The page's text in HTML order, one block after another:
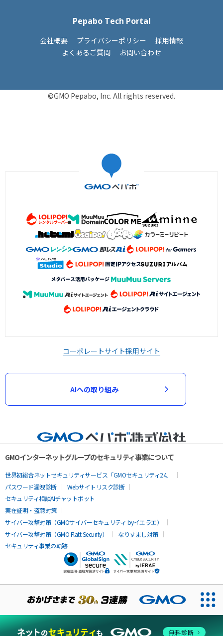
Pepabo Tech Portal
会社概要 プライバシーポリシー
採用情報
よくあるご質問
お問い合わせ
©GMO Pepabo, Inc. All rights reserved.
コーポレートサイト採用サイト
AIへの取り組み
GMOインターネットグループのセキュリティ事業について
世界初総合ネットセキュリティサービス「GMOセキュリティ24」
パスワード漏洩診断
Webサイトリスク診断
セキュリティ相談AIチャットボット
実在証明・盗聴対策
サイバー攻撃対策（GMOサイバーセキュリティ byイエラエ）
サイバー攻撃対策（GMO Flatt Security）
なりすまし対策
セキュリティ事業の軌跡
無料診断